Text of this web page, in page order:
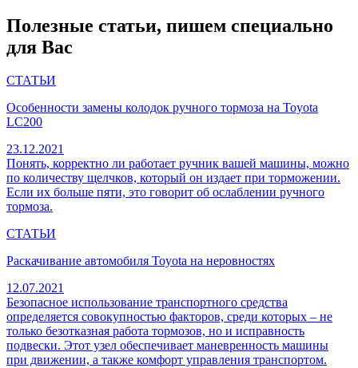
Полезные статьи, пишем специально
для Вас
СТАТЬИ
Особенности замены колодок ручного тормоза на Toyota
LC200
23.12.2021
Понять, корректно ли работает ручник вашей машины, можно
по количеству щелчков, который он издает при торможении.
Если их больше пяти, это говорит об ослаблении ручного
тормоза.
СТАТЬИ
Раскачивание автомобиля Toyota на неровностях
12.07.2021
Безопасное использование транспортного средства
определяется совокупностью факторов, среди которых – не
только безотказная работа тормозов, но и исправность
подвески. Этот узел обеспечивает маневренность машины
при движении, а также комфорт управления транспортом.